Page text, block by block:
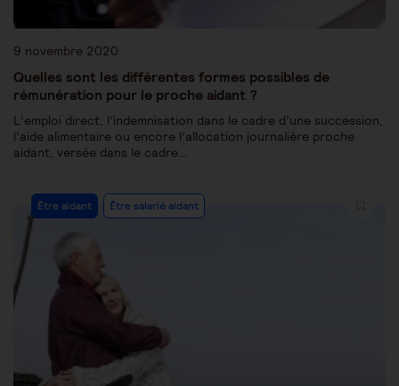
9 novembre 2020
Quelles sont les différentes formes possibles de
rémunération pour le proche aidant ?
L’emploi direct, l’indemnisation dans le cadre d’une succession,
l’aide alimentaire ou encore l’allocation journalière proche
aidant, versée dans le cadre…
Être aidant Être salarié aidant